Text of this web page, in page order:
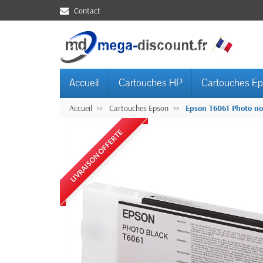
Contact
Accueil Cartouches HP Cartouches
Accueil Cartouches Epson Epson T6061 Photo
LIVRAISON OFFERTE